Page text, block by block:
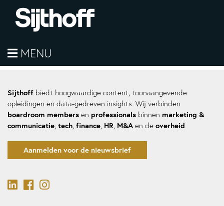
MENU
Digitaal magazine M&A
Hier komt de sidebar
Sijthoff biedt hoogwaardige content, toonaangevende
opleidingen en data-gedreven insights. Wij verbinden
boardroom members en professionals binnen marketing &
communicatie, tech, finance, HR, M&A en de overheid.
Aanmelden voor de nieuwsbrief